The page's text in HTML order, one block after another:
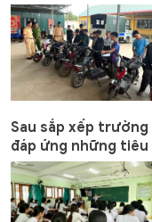
Sau sắp xếp
đáp ứng những tiêu